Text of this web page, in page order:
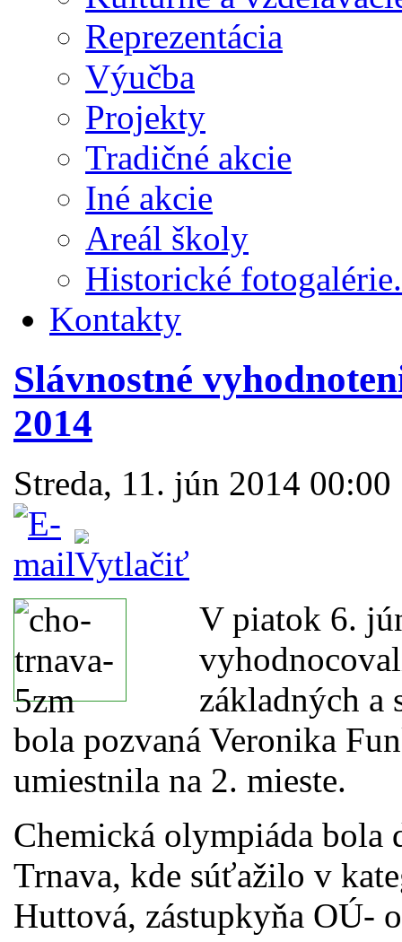
Reprezentácia
Výučba
Projekty
Tradičné akcie
Iné akcie
Areál školy
Historické
Kontakty
Slávnostné
2014
Streda, 11. jún 2014 00:00
V piatok 6.
základných a
bola pozvaná Veronika
umiestnila na 2. mieste.
Chemická olympiáda bola
Trnava, kde súťažilo v
Huttová, zástupkyňa OÚ-